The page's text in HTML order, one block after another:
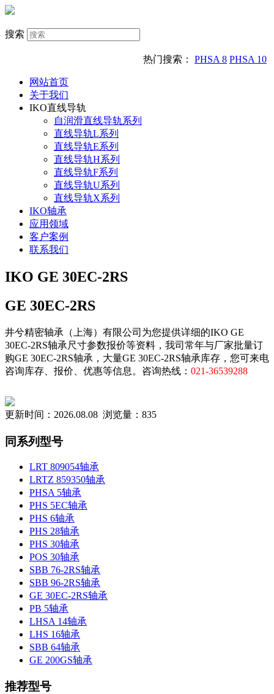
搜索
热门搜索： PHSA 8 PHSA 10
网站首页
关于我们
IKO直线导轨
自润滑直线导轨系列
直线导轨L系列
直线导轨E系列
直线导轨H系列
直线导轨F系列
直线导轨U系列
直线导轨X系列
IKO轴承
应用领域
客户案例
联系我们
IKO GE 30EC-2RS
GE 30EC-2RS
井兮精密轴承（上海）有限公司为您提供详细的IKO GE
30EC-2RS轴承尺寸参数报价等资料，我司常年与厂家批量订
购GE 30EC-2RS轴承，大量GE 30EC-2RS轴承库存，您可来电
咨询库存、报价、优惠等信息。咨询热线： 021-36539288
更新时间：2026.08.08 浏览量：835
同系列型号
LRT 809054轴承
LRTZ 859350轴承
PHSA 5轴承
PHS 5EC轴承
PHS 6轴承
PHS 28轴承
PHS 30轴承
POS 30轴承
SBB 76-2RS轴承
SBB 96-2RS轴承
GE 30EC-2RS轴承
PB 5轴承
LHSA 14轴承
LHS 16轴承
SBB 64轴承
GE 200GS轴承
推荐型号